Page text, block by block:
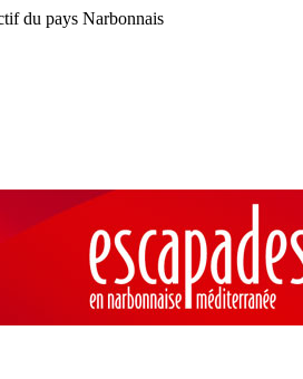
du pays Narbonnais